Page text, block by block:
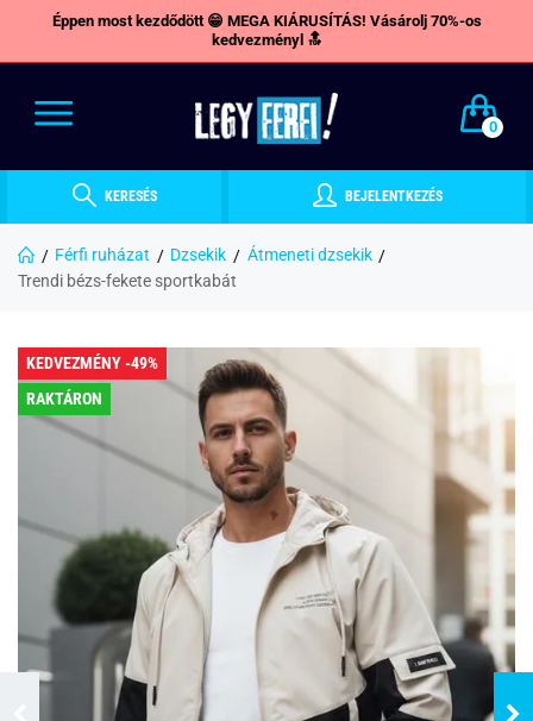
Éppen most kezdődött 😁 MEGA KIÁRUSÍTÁS! Vásárolj 70%-os
kedvezményl 🔝
0
KERESÉS BEJELENTKEZÉS
Férfi ruházat Dzsekik
Átmeneti dzsekik
Trendi bézs-fekete sportkabát
KEDVEZMÉNY -49%
RAKTÁRON